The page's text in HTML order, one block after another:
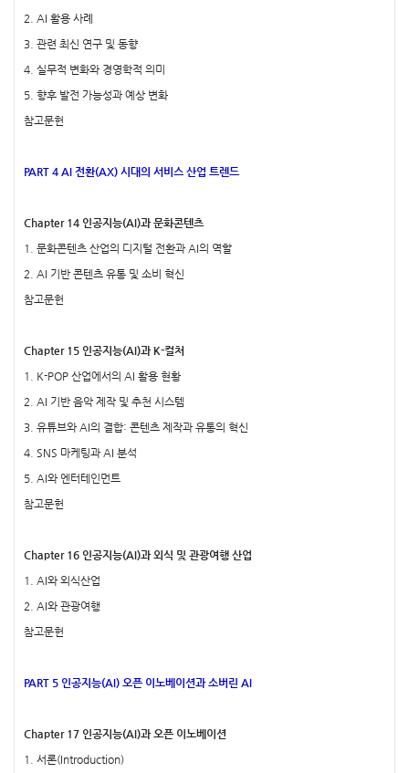
2. AI 활용 사례
3. 관련 최신 연구 및 동향
4. 실무적 변화와 경영학적 의미
5. 향후 발전 가능성과 예상 변화
참고문헌
PART 4 AI 전환(AX) 시대의 서비스 산업 트렌드
Chapter 14 인공지능(AI)과 문화콘텐츠
1. 문화콘텐츠 산업의 디지털 전환과 AI의 역할
2. AI 기반 콘텐츠 유통 및 소비 혁신
참고문헌
Chapter 15 인공지능(AI)과 K-컬처
1. K-POP 산업에서의 AI 활용 현황
2. AI 기반 음악 제작 및 추천 시스템
3. 유튜브와 AI의 결합: 콘텐츠 제작과 유통의 혁신
4. SNS 마케팅과 AI 분석
5. AI와 엔터테인먼트
참고문헌
Chapter 16 인공지능(AI)과 외식 및 관광여행 산업
1. AI와 외식산업
2. AI와 관광여행
참고문헌
PART 5 인공지능(AI) 오픈 이노베이션과 소버린 AI
Chapter 17 인공지능(AI)과 오픈 이노베이션
1. 서론(Introduction)